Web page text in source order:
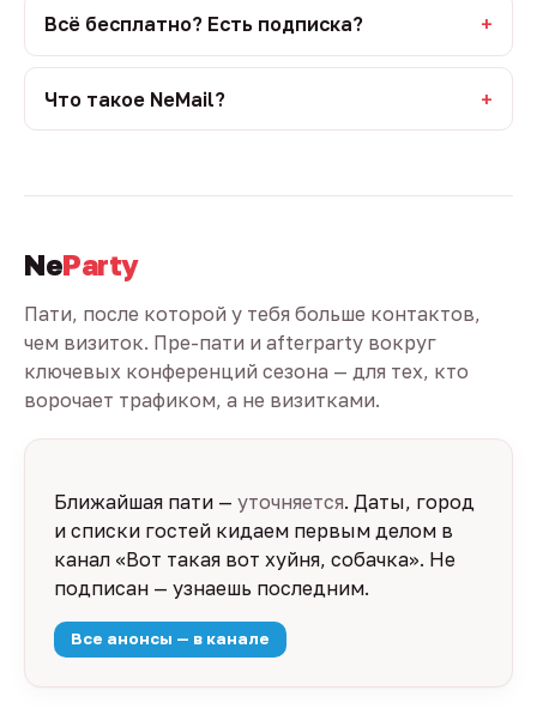
Всё бесплатно? Есть подписка?
Что такое NeMail?
NeParty
Пати, после которой у тебя больше контактов,
чем визиток. Пре-пати и afterparty вокруг
ключевых конференций сезона — для тех, кто
ворочает трафиком, а не визитками.
Ближайшая пати — уточняется. Даты, город
и списки гостей кидаем первым делом в
канал «Вот такая вот хуйня, собачка». Не
подписан — узнаешь последним.
Все анонсы — в канале